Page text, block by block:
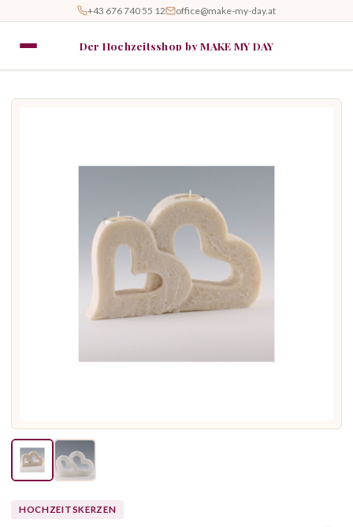
+43 676 740 55 12 office@make-my-day.at
Der Hochzeitsshop by MAKE MY DAY
HOCHZEITSKERZEN